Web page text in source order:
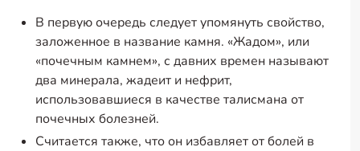
В первую очередь следует упомянуть свойство,
заложенное в название камня. «Жадом», или
«почечным камнем», с давних времен называют
два минерала, жадеит и нефрит,
использовавшиеся в качестве талисмана от
почечных болезней.
Считается также, что он избавляет от болей в